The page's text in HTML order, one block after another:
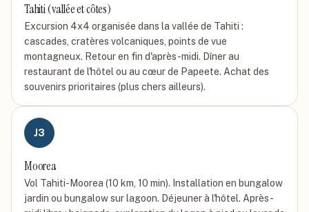
Tahiti (vallée et côtes)
Excursion 4x4 organisée dans la vallée de Tahiti :
cascades, cratères volcaniques, points de vue
montagneux. Retour en fin d'après-midi. Dîner au
restaurant de l'hôtel ou au cœur de Papeete. Achat des
souvenirs prioritaires (plus chers ailleurs).
J3
Moorea
Vol Tahiti-Moorea (10 km, 10 min). Installation en bungalow
jardin ou bungalow sur lagoon. Déjeuner à l'hôtel. Après-